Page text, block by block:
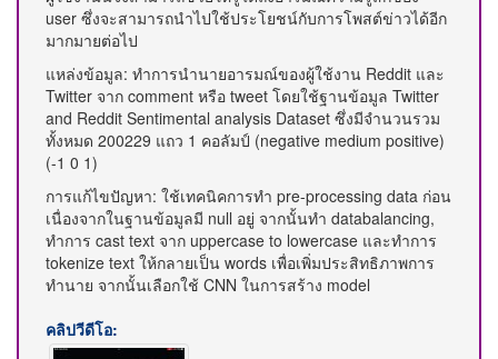
user ซึ่งจะสามารถนำไปใช้ประโยชน์กับการโพสต์ข่าวได้อีก
มากมายต่อไป
แหล่งข้อมูล: ทำการนำนายอารมณ์ของผู้ใช้งาน Reddit และ
Twitter จาก comment หรือ tweet โดยใช้ฐานข้อมูล Twitter
and Reddit Sentimental analysis Dataset ซึ่งมีจำนวนรวม
ทั้งหมด 200229 แถว 1 คอลัมป์ (negative medium positive)
(-1 0 1)
การแก้ไขปัญหา: ใช้เทคนิคการทำ pre-processing data ก่อน
เนื่องจากในฐานข้อมูลมี null อยู่ จากนั้นทำ databalancing,
ทำการ cast text จาก uppercase to lowercase และทำการ
tokenize text ให้กลายเป็น words เพื่อเพิ่มประสิทธิภาพการ
ทำนาย จากนั้นเลือกใช้ CNN ในการสร้าง model
คลิปวีดีโอ: